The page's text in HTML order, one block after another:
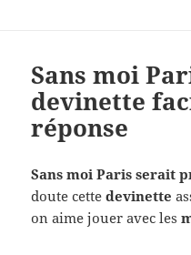
Sans moi
devinette
réponse
Sans moi Paris serait
doute cettedevinette
on aime jouer avec les